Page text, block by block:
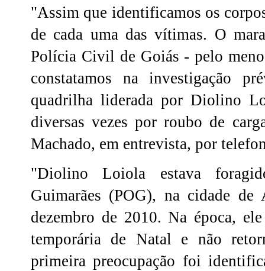
"Assim que identificamos os
de cada uma das vítimas. O
Polícia Civil de Goiás - pelo
constatamos na investigação
quadrilha liderada por Diolino
diversas vezes por roubo de
Machado, em entrevista, por
"Diolino Loiola estava
Guimarães (POG), na cidade de
dezembro de 2010. Na época,
temporária de Natal e não
primeira preocupação foi